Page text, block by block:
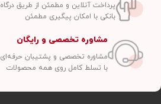
پرداخت آنلاین و مطمئن از طریق درگاه
بانکی با امکان پیگیری مطمئن
مشاوره تخصصی و رایگان
مشاوره تخصصی و پشتیبان حرفه‌ای
با تسلط کامل روی همه محصولات